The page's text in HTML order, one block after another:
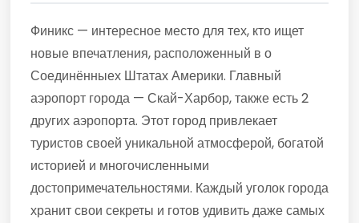
Финикс — интересное место для тех, кто ищет
новые впечатления, расположенный в о
Соединённыех Штатах Америки. Главный
аэропорт города — Скай-Харбор, также есть 2
других аэропорта. Этот город привлекает
туристов своей уникальной атмосферой, богатой
историей и многочисленными
достопримечательностями. Каждый уголок города
хранит свои секреты и готов удивить даже самых